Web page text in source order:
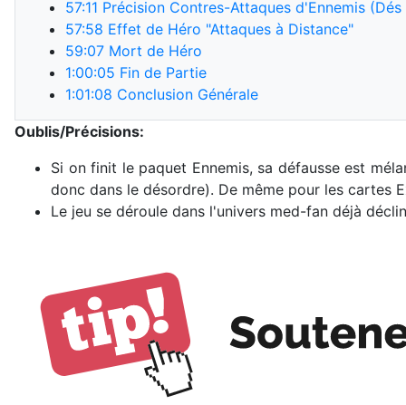
57:11 Précision Contres-Attaques d'Ennemis
57:58 Effet de Héro "Attaques à Distance"
59:07 Mort de Héro
1:00:05 Fin de Partie
1:01:08 Conclusion Générale
Oublis/Précisions:
Si on finit le paquet Ennemis, sa défausse est
donc dans le désordre). De même pour les cartes
Le jeu se déroule dans l'univers med-fan déjà